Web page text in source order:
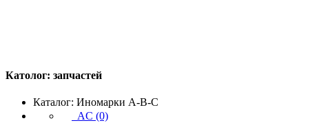
Католог: запчастей
Каталог: Иномарки A-B-C
AC (0)